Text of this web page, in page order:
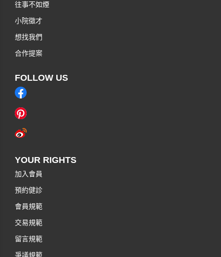
往事不如煙
小院徵才
想找我們
合作提案
FOLLOW US
YOUR RIGHTS
加入會員
預約健診
會員規範
交易規範
留言規範
爭議規範